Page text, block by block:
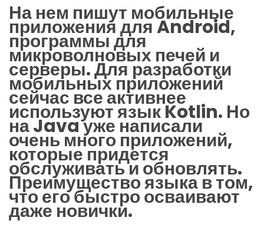
На нем пишут мобильные
приложения для Android,
программы для
микроволновых печей и
серверы. Для разработки
мобильных приложений
сейчас все активнее
используют язык Kotlin. Но
на Java уже написали
очень много приложений,
которые придется
обслуживать и обновлять.
Преимущество языка в том,
что его быстро осваивают
даже новички.